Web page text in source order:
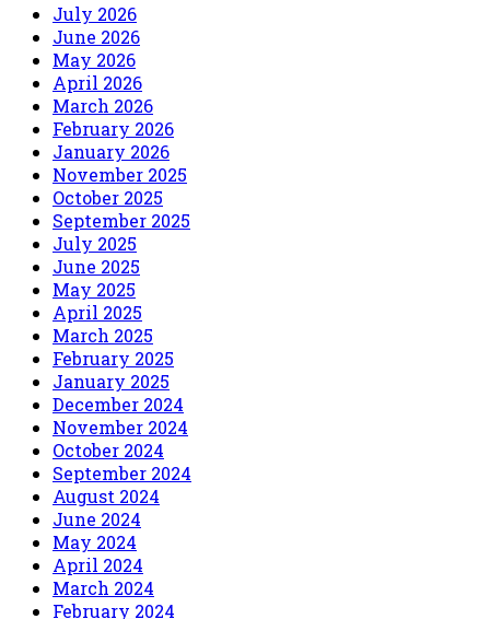
July 2026
June 2026
May 2026
April 2026
March 2026
February 2026
January 2026
November 2025
October 2025
September 2025
July 2025
June 2025
May 2025
April 2025
March 2025
February 2025
January 2025
December 2024
November 2024
October 2024
September 2024
August 2024
June 2024
May 2024
April 2024
March 2024
February 2024